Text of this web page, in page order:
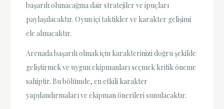
başarılı olunacağına dair stratejiler ve ipuçları
paylaşılacaktır. Oyun içi taktikler ve karakter gelişimi
ele alınacaktır.
Arenada başarılı olmak için karakterinizi doğru şekilde
geliştirmek ve uygun ekipmanları seçmek kritik öneme
sahiptir. Bu bölümde, en etkili karakter
yapılandırmaları ve ekipman önerileri sunulacaktır.